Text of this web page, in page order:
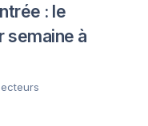
: le
semaine à